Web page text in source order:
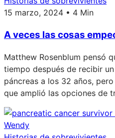
15 marzo, 2024 • 4 Min
A veces las cosas
Matthew Rosenblum pensó
tiempo después de recibir
páncreas a los 32 años,
que amplió las opciones de